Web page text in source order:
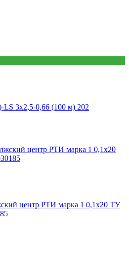
3х2,5-0,66 (100 м) 202
центр РТИ марка 1 0,1x20 ТУ